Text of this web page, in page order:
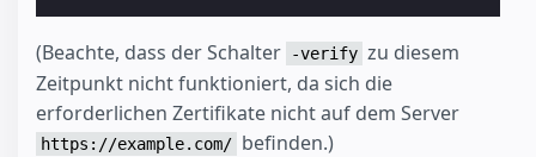
(Beachte, dass der Schalter -verify zu diesem
Zeitpunkt nicht funktioniert, da sich die
erforderlichen Zertifikate nicht auf dem Server
https://example.com/ befinden.)